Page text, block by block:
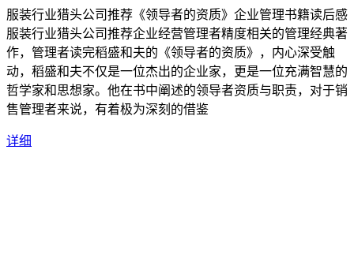
服装行业猎头公司推荐《领导者的资质》企业管理书籍读后感
服装行业猎头公司推荐企业经营管理者精度相关的管理经典著
作，管理者读完稻盛和夫的《领导者的资质》，内心深受触
动，稻盛和夫不仅是一位杰出的企业家，更是一位充满智慧的
哲学家和思想家。他在书中阐述的领导者资质与职责，对于销
售管理者来说，有着极为深刻的借鉴
详细